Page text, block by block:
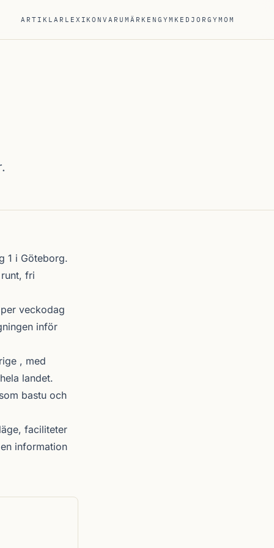
ARTIKLAR LEXIKONVARUMÄRKENGYMKEDJORGYMOM
1 i Göteborg.
fri
veckodag
inför
, med
landet.
bastu och
faciliteter
information